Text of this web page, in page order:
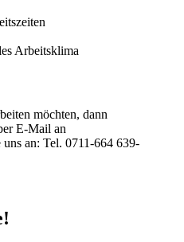
Arbeitsklima
möchten, dann
E-Mail an
an: Tel. 0711-664 639-